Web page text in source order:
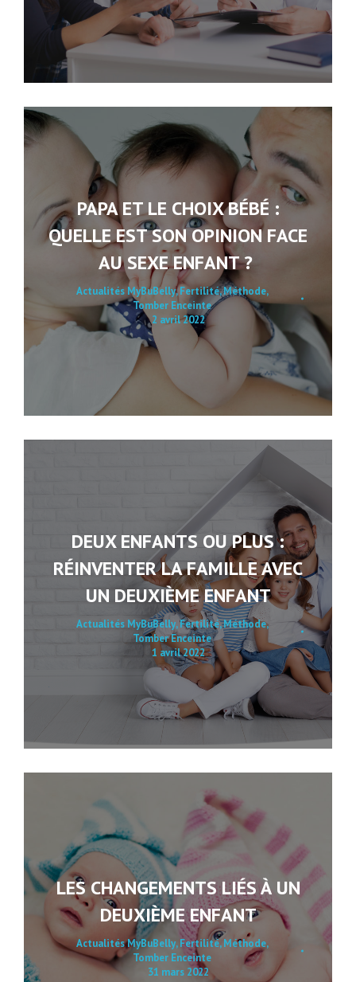
PAPA ET LE CHOIX BÉBÉ :
QUELLE EST SON OPINION FACE
AU SEXE ENFANT ?
Actualités MyBuBelly,Fertilité,Méthode,
Tomber Enceinte
2 avril 2022
DEUX ENFANTS OU PLUS :
RÉINVENTER LA FAMILLE AVEC
UN DEUXIÈME ENFANT
Actualités MyBuBelly,Fertilité,Méthode,
Tomber Enceinte
1 avril 2022
LES CHANGEMENTS LIÉS À UN
DEUXIÈME ENFANT
Actualités MyBuBelly,Fertilité,Méthode,
Tomber Enceinte
31 mars 2022